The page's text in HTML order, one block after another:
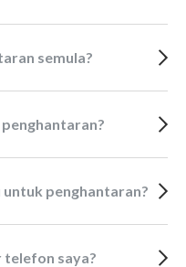
semula?
penghantaran?
untuk penghantaran?
telefon saya?